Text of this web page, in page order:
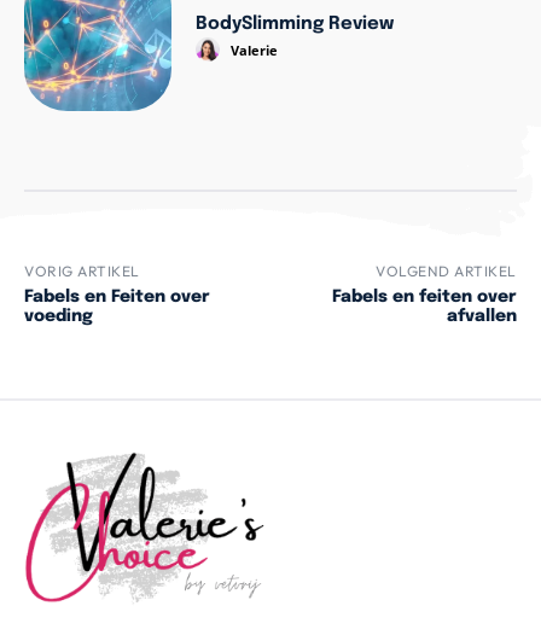
BodySlimming Review
Valerie
VORIG ARTIKEL
Fabels en Feiten over
voeding
VOLGEND ARTIKEL
Fabels en feiten over
afvallen